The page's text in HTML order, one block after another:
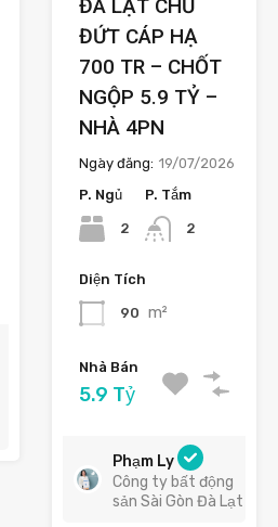
ĐÀ LẠT CHỦ
ĐỨT CÁP HẠ
700 TR – CHỐT
NGỘP 5.9 TỶ –
NHÀ 4PN
Ngày đăng: 19/07/2026
P. Ngủ
2
P. Tắm
2
Diện Tích
90 m²
Nhà Bán
5.9 Tỷ
Phạm Ly
Công ty bất động
sản Sài Gòn Đà Lạt